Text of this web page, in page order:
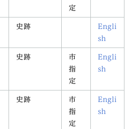
定
史跡
Engli
sh
史跡
市
指
定
Engli
sh
史跡
市
指
定
Engli
sh